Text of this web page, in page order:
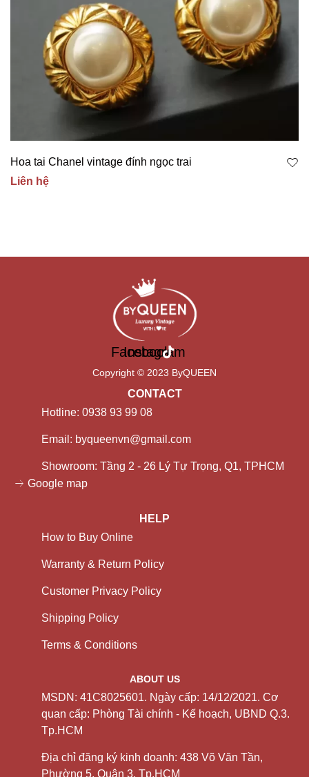
Hoa tai Chanel vintage đính ngọc trai
Liên hệ
Facebook
Instagram
Copyright © 2023 ByQUEEN
CONTACT
Hotline: 0938 93 99 08
Email: byqueenvn@gmail.com
Showroom: Tầng 2 - 26 Lý Tự Trọng, Q1, TPHCM
Google map
HELP
How to Buy Online
Warranty & Return Policy
Customer Privacy Policy
Shipping Policy
Terms & Conditions
ABOUT US
MSDN: 41C8025601. Ngày cấp: 14/12/2021. Cơ
quan cấp: Phòng Tài chính - Kế hoạch, UBND Q.3.
Tp.HCM
Địa chỉ đăng ký kinh doanh: 438 Võ Văn Tần,
Phường 5, Quận 3. Tp.HCM